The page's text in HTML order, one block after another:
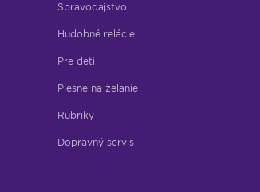
Spravodajstvo
Hudobné relácie
Pre deti
Piesne na želanie
Rubriky
Dopravný servis